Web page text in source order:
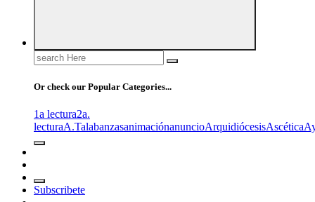
Search
for:
Or check our Popular Categories...
1a lectura2a.
lecturaA.TalabanzasanimaciónanuncioArquidiócesisAscética
Subscribete